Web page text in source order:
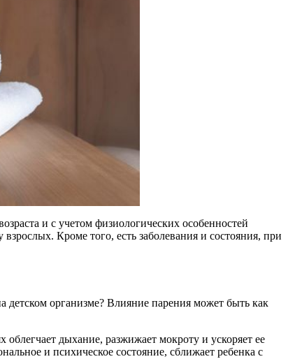
и с учетом физиологических особенностей
Кроме того, есть заболевания и состояния, при
детском организме? Влияние парения может быть как
дыхание, разжижает мокроту и ускоряет ее
и психическое состояние, сближает ребенка с